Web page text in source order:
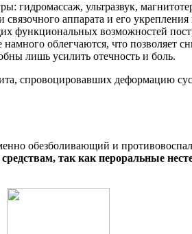
гидромассаж, ультразвук,
аппарата и его укрепления
функциональных возможностей
облегчаются, что позволяет
лишь усилить отечность и боль.
спровоцировавших деформацию
обезболивающий и
так как пероральные